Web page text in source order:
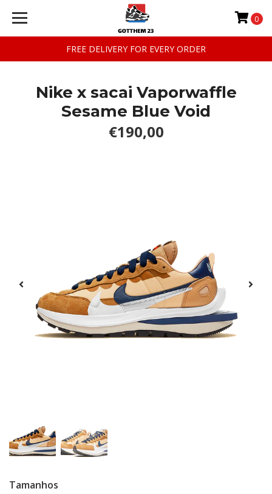
FREE DELIVERY FOR EVERY ORDER
0
Nike x sacai Vaporwaffle
Sesame Blue Void
€190,00
Tamanhos